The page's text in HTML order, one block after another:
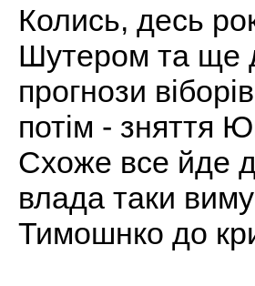
Колись, десь
Шутером та ще
прогнози
потім - зняття
Схоже все йде
влада таки
Тимошнко до